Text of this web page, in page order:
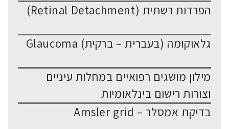
הפרדות רשתית (Retinal Detachment)
גלאוקומה (בעברית – ברקית) Glaucoma
מילון מושגים רפואיים במחלות עיניים
וצורות רישום בינלאומיות
בדיקת אמסלר – Amsler grid